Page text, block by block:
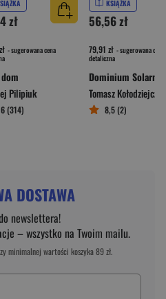
zł
- sugerowana cena
Pilipiuk
(314)
KSIĄŻKA
56,56 zł
79,91 zł - sugerowana cena
detaliczna
Tomasz Kołodziejczak
8,5 (2)
DOSTAWA
newslettera!
– wszystko na Twoim mailu.
minimalnej wartości koszyka 89 zł.